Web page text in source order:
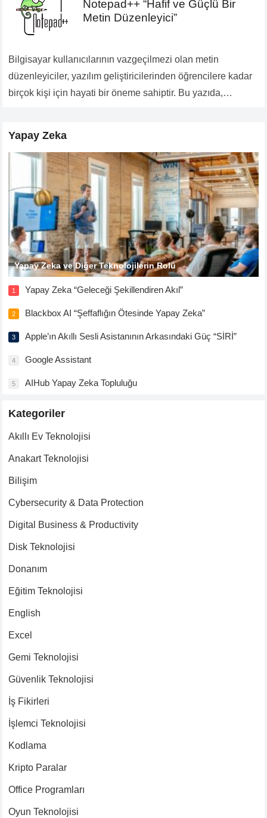
Notepad++ “Hafif ve Güçlü Bir
Metin Düzenleyici”
Bilgisayar kullanıcılarının vazgeçilmezi olan metin
düzenleyiciler, yazılım geliştiricilerinden öğrencilere kadar
birçok kişi için hayati bir öneme sahiptir. Bu yazıda,
Devamını Oku...
Yapay Zeka
Yapay Zeka ve Diğer Teknolojilerin Rolü
1 Yapay Zeka “Geleceği Şekillendiren Akıl”
2 Blackbox AI “Şeffaflığın Ötesinde Yapay Zeka”
3 Apple’ın Akıllı Sesli Asistanının Arkasındaki Güç “SİRİ”
4 Google Assistant
5 AIHub Yapay Zeka Topluluğu
Kategoriler
Akıllı Ev Teknolojisi
Anakart Teknolojisi
Bilişim
Cybersecurity & Data Protection
Digital Business & Productivity
Disk Teknolojisi
Donanım
Eğitim Teknolojisi
English
Excel
Gemi Teknolojisi
Güvenlik Teknolojisi
İş Fikirleri
İşlemci Teknolojisi
Kodlama
Kripto Paralar
Office Programları
Oyun Teknolojisi